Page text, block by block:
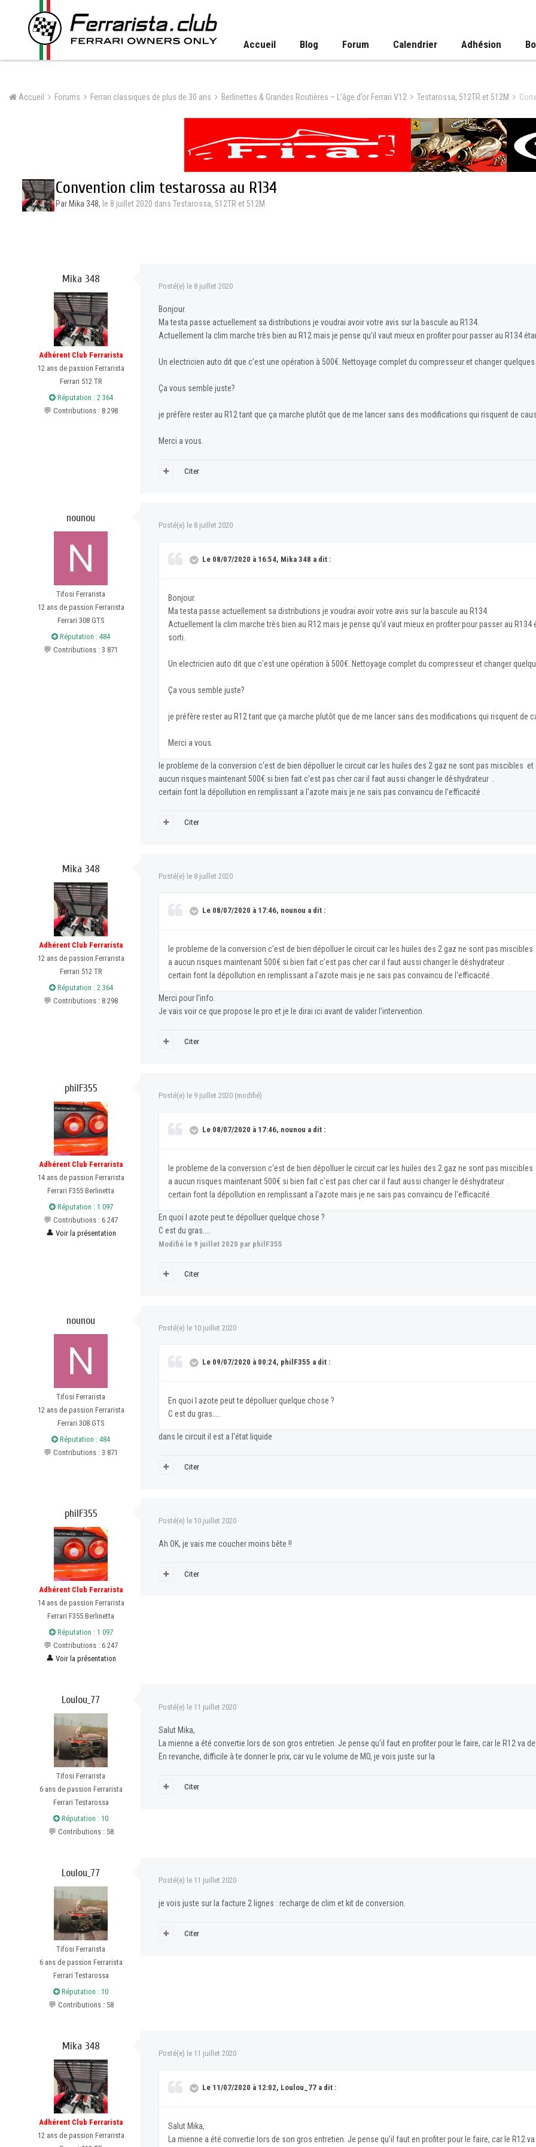
Accueil Blog Forum Calendrier Adhésion
Accueil Forums Ferrari classiques de plus de 30 ans Berlinettes & Grandes Routières – L’âge d’or Ferrari V12 Testarossa, 512TR et 512M
Convention clim testarossa au R134
Par Mika 348, le 8 juillet 2020 dans Testarossa, 512TR et 512M
Mika 348
Adhérent Club Ferrarista
12 ans de passion Ferrarista
Ferrari 512 TR
Réputation : 2 364
💬 Contributions : 8 298
Posté(e) le 8 juillet 2020
Bonjour.
Ma testa passe actuellement sa distributions je voudrai avoir votre avis sur la bascule au R134.
Actuellement la clim marche très bien au R12 mais je pense qu’il vaut mieux en profiter pour passer au R134
Un electricien auto dit que c’est une opération à 500€. Nettoyage complet du compresseur et changer quelques
Ça vous semble juste?
je préfère rester au R12 tant que ça marche plutôt que de me lancer sans des modifications qui risquent de
Merci a vous.
Citer
nounou
Tifosi Ferrarista
12 ans de passion Ferrarista
Ferrari 308 GTS
Réputation : 484
💬 Contributions : 3 871
Posté(e) le 8 juillet 2020
Le 08/07/2020 à 16:54, Mika 348 a dit :
Bonjour.
Ma testa passe actuellement sa distributions je voudrai avoir votre avis sur la bascule au R134.
Actuellement la clim marche très bien au R12 mais je pense qu’il vaut mieux en profiter pour passer au
sorti.
Un electricien auto dit que c’est une opération à 500€. Nettoyage complet du compresseur et changer
Ça vous semble juste?
je préfère rester au R12 tant que ça marche plutôt que de me lancer sans des modifications qui risquent de
Merci a vous.
le probleme de la conversion c'est de bien dépolluer le circuit car les huiles des 2 gaz ne sont pas miscibles
aucun risques maintenant 500€ si bien fait c'est pas cher car il faut aussi changer le déshydrateur .
certain font la dépollution en remplissant a l'azote mais je ne sais pas convaincu de l'efficacité .
Citer
Mika 348
Adhérent Club Ferrarista
12 ans de passion Ferrarista
Ferrari 512 TR
Réputation : 2 364
💬 Contributions : 8 298
Posté(e) le 8 juillet 2020
Le 08/07/2020 à 17:46, nounou a dit :
le probleme de la conversion c'est de bien dépolluer le circuit car les huiles des 2 gaz ne sont pas
a aucun risques maintenant 500€ si bien fait c'est pas cher car il faut aussi changer le déshydrateur .
certain font la dépollution en remplissant a l'azote mais je ne sais pas convaincu de l'efficacité .
Merci pour l’info.
Je vais voir ce que propose le pro et je le dirai ici avant de valider l’intervention.
Citer
philF355
Adhérent Club Ferrarista
14 ans de passion Ferrarista
Ferrari F355 Berlinetta
Réputation : 1 097
💬 Contributions : 6 247
👤 Voir la présentation
Posté(e) le 9 juillet 2020 (modifié)
Le 08/07/2020 à 17:46, nounou a dit :
le probleme de la conversion c'est de bien dépolluer le circuit car les huiles des 2 gaz ne sont pas
a aucun risques maintenant 500€ si bien fait c'est pas cher car il faut aussi changer le déshydrateur .
certain font la dépollution en remplissant a l'azote mais je ne sais pas convaincu de l'efficacité .
En quoi l azote peut te dépolluer quelque chose ?
C est du gras.….
Modifié le 9 juillet 2020 par philF355
Citer
nounou
Tifosi Ferrarista
12 ans de passion Ferrarista
Ferrari 308 GTS
Réputation : 484
💬 Contributions : 3 871
Posté(e) le 10 juillet 2020
Le 09/07/2020 à 00:24, philF355 a dit :
En quoi l azote peut te dépolluer quelque chose ?
C est du gras.….
dans le circuit il est a l'état liquide
Citer
philF355
Adhérent Club Ferrarista
14 ans de passion Ferrarista
Ferrari F355 Berlinetta
Réputation : 1 097
💬 Contributions : 6 247
👤 Voir la présentation
Posté(e) le 10 juillet 2020
Ah OK, je vais me coucher moins bête !!
Citer
Loulou_77
Tifosi Ferrarista
6 ans de passion Ferrarista
Ferrari Testarossa
Réputation : 10
💬 Contributions : 58
Posté(e) le 11 juillet 2020
Salut Mika,
La mienne a été convertie lors de son gros entretien. Je pense qu'il faut en profiter pour le faire, car le R12 va
En revanche, difficile à te donner le prix, car vu le volume de MO, je vois juste sur la
Citer
Loulou_77
Tifosi Ferrarista
6 ans de passion Ferrarista
Ferrari Testarossa
Réputation : 10
💬 Contributions : 58
Posté(e) le 11 juillet 2020
je vois juste sur la facture 2 lignes : recharge de clim et kit de conversion.
Citer
Mika 348
Adhérent Club Ferrarista
12 ans de passion Ferrarista
Posté(e) le 11 juillet 2020
Le 11/07/2020 à 12:02, Loulou_77 a dit :
Salut Mika,
La mienne a été convertie lors de son gros entretien. Je pense qu'il faut en profiter pour le faire, car le R12